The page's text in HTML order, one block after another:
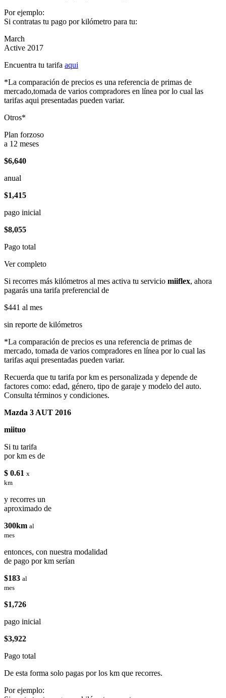
Por ejemplo:
Si contratas tu pago por kilómetro para tu:
March
Active 2017
Encuentra tu tarifa aqui
*La comparación de precios es una referencia de primas de
mercado,tomada de varios compradores en línea por lo cual las
tarifas aqui presentadas pueden variar.
Otros*
Plan forzoso
a 12 meses
$6,640
anual
$1,415
pago inicial
$8,055
Pago total
Ver completo
Si recorres más kilómetros al mes activa tu servicio miiflex, ahora
pagarás una tarifa preferencial de
$441 al mes
sin reporte de kilómetros
*La comparación de precios es una referencia de primas de
mercado, tomada de varios compradores en línea por lo cual las
tarifas aqui presentadas pueden variar.
Recuerda que tu tarifa por km es personalizada y depende de
factores como: edad, género, tipo de garaje y modelo del auto.
Consulta términos y condiciones.
Mazda 3 AUT 2016
miituo
Si tu tarifa
por km es de
$ 0.61 x
km
y recorres un
aproximado de
300km al
mes
entonces, con nuestra modalidad
de pago por km serían
$183 al
mes
$1,726
pago inicial
$3,922
Pago total
De esta forma solo pagas por los km que recorres.
Por ejemplo: